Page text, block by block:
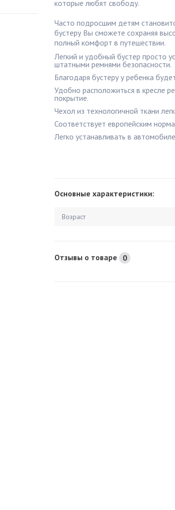
которые любят свободу.
Часто подросшим детям
бустеру Вы сможете сохраняя
полный комфорт в путешествии.
Легкий и удобный бустер просто
штатными ремнями безопасности.
Благодаря бустеру у ребенка
Удобно расположиться в кресле
покрытие.
Чехол из технологичной ткани
Соответствует европейским
Легко устанавливать в автомобиле
Основные характеристики:
Возраст
Отзывы о товаре 0